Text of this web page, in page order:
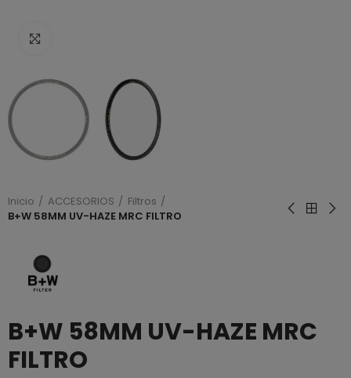
Inicio ACCESORIOS
Filtros
B+W 58MM UV-HAZE MRC FILTRO
B+W 58MM UV-HAZE MRC
FILTRO